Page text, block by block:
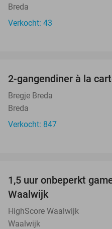
Breda
Verkocht: 43
2-gangendiner à la
Bregje Breda
Breda
Verkocht: 847
1,5 uur onbeperkt
Waalwijk
HighScore Waalwijk
Waalwijk